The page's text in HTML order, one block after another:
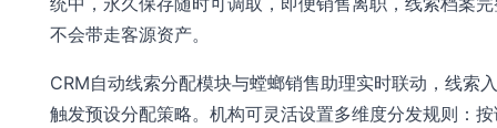
不会带走客源资产。
CRM自动线索分配模块与螳螂销售助理实时联动，线索
触发预设分配策略。机构可灵活设置多维度分发规则：